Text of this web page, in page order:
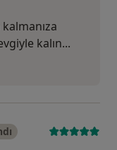
kalın...